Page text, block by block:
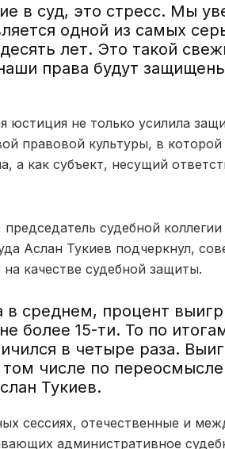
в суд, это стресс. Мы
одной из самых
лет. Это такой
права будут
юстиция не только усилила
правовой культуры, в которой
а как субъект, несущий
председатель судебной
Аслан Тукиев подчеркнул,
качестве судебной защиты.
в среднем, процент
более 15-ти. То по
в четыре раза.
числе по
Тукиев.
сессиях, отечественные и
административное